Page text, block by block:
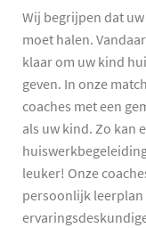
Wij begrijpen dat
moet halen.
klaar om uw kind
geven. In onze
coaches met een
als uw kind. Zo kan
leuker! Onze
persoonlijk